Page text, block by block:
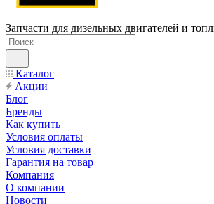
Запчасти для дизельных двигателей и
Каталог
Акции
Блог
Бренды
Как купить
Условия оплаты
Условия доставки
Гарантия на товар
Компания
О компании
Новости